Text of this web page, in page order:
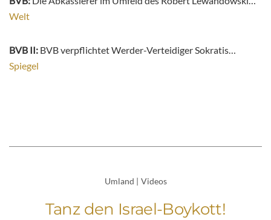
Welt
BVB II: BVB verpflichtet Werder-Verteidiger Sokratis…
Spiegel
Umland | Videos
Tanz den Israel-Boykott!